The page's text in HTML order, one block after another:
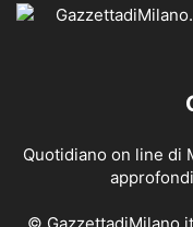
Quotidiano on line di